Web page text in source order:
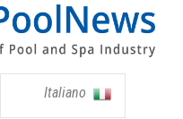
Italiano